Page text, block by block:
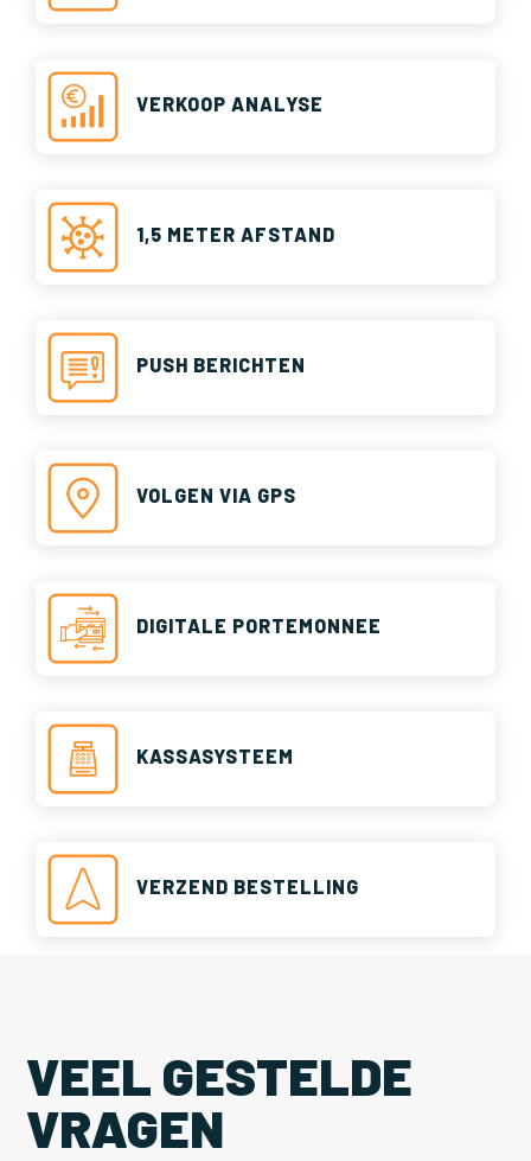
VERKOOP ANALYSE
1,5 METER AFSTAND
PUSH BERICHTEN
VOLGEN VIA GPS
DIGITALE PORTEMONNEE
KASSASYSTEEM
VERZEND BESTELLING
VEEL GESTELDE
VRAGEN